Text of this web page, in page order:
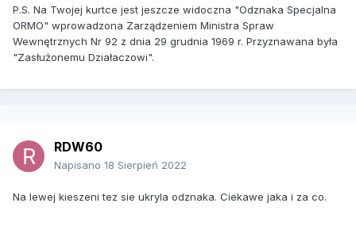
P.S. Na Twojej kurtce jest jeszcze widoczna "Odznaka Specjalna
ORMO" wprowadzona Zarządzeniem Ministra Spraw
Wewnętrznych Nr 92 z dnia 29 grudnia 1969 r. Przyznawana była
"Zasłużonemu Działaczowi".
RDW60
Napisano 18 Sierpień 2022
Na lewej kieszeni tez sie ukryla odznaka. Ciekawe jaka i za co.